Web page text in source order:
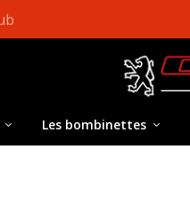
Les bombinettes